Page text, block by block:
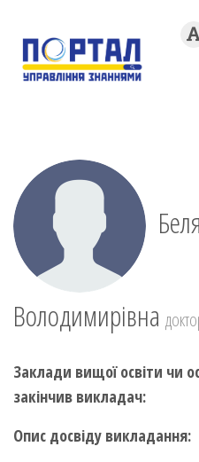
Володимирівна
Заклади вищої освіти чи
закінчив викладач:
Опис досвіду викладання: